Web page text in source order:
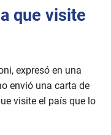
que visite
expresó en una
envió una carta de
visite el país que lo